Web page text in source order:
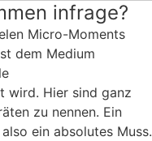
infrage?
Micro-Moments
dem Medium
wird. Hier sind ganz
zu nennen. Ein
ein absolutes Muss.